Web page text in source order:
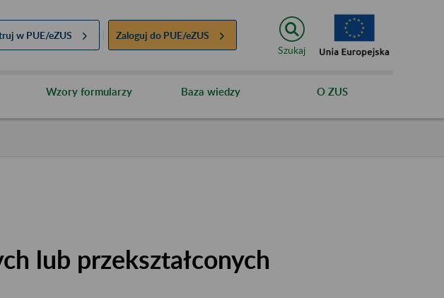
w PUE/eZUS Zaloguj do PUE/eZUS
Szukaj
Wzory formularzy Baza wiedzy O ZUS
lub przekształconych